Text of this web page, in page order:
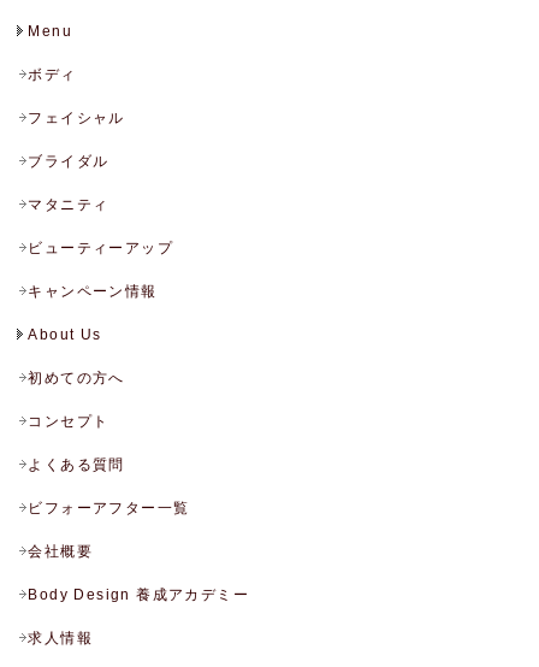
Menu
ボディ
フェイシャル
ブライダル
マタニティ
ビューティーアップ
キャンペーン情報
About Us
初めての方へ
コンセプト
よくある質問
ビフォーアフター一覧
会社概要
Body Design 養成アカデミー
求人情報